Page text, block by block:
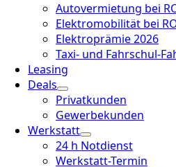
Autovermietung bei
Elektromobilität bei
Elektroprämie 2026
Taxi- und Fahrschul-
Leasing
Deals
Privatkunden
Gewerbekunden
Werkstatt
24 h Notdienst
Werkstatt-Termin